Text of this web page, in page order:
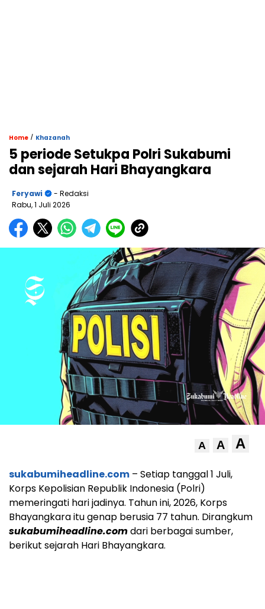
Home / Khazanah
5 periode Setukpa Polri Sukabumi
dan sejarah Hari Bhayangkara
Feryawi
- Redaksi
Rabu, 1 Juli 2026
A A A
sukabumiheadline.com – Setiap tanggal 1 Juli,
Korps Kepolisian Republik Indonesia (Polri)
memeringati hari jadinya. Tahun ini, 2026, Korps
Bhayangkara itu genap berusia 77 tahun. Dirangkum
sukabumiheadline.comdari berbagai sumber,
berikut sejarah Hari Bhayangkara.